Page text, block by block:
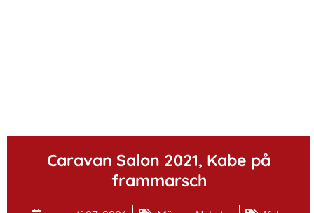
Caravan Salon 2021, Kabe på
frammarsch